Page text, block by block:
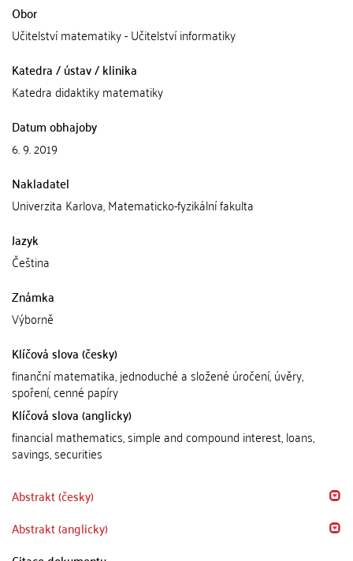
Obor
Učitelství matematiky - Učitelství informatiky
Katedra / ústav / klinika
Katedra didaktiky matematiky
Datum obhajoby
6. 9. 2019
Nakladatel
Univerzita Karlova, Matematicko-fyzikální fakulta
Jazyk
Čeština
Známka
Výborně
Klíčová slova (česky)
finanční matematika, jednoduché a složené úročení, úvěry,
spoření, cenné papíry
Klíčová slova (anglicky)
financial mathematics, simple and compound interest, loans,
savings, securities
Abstrakt (česky)
Abstrakt (anglicky)